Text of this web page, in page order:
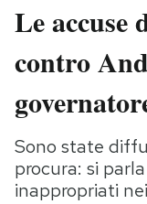
Italia
Politica
Tecnologia
Scienza
Cultura
Le accuse
contro
Sono state
procura: si
inappropriati